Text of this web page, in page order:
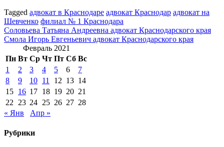
Tagged адвокат в Краснодаре адвокат Краснодар адвокат на
Шевченко филиал № 1 Краснодара
Навигация
по
записям
Соловьева Татьяна Андреевна адвокат Краснодарского края
Смола Игорь Евгеньевич адвокат Краснодарского края
Февраль 2021
Пн Вт Ср Чт Пт Сб Вс
1
2 3 4 5 6
7
8
9 10 11 12 13 14
15 16 17 18 19 20 21
22
23 24 25 26 27 28
« Янв
Апр »
Рубрики